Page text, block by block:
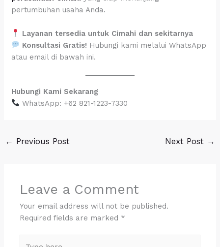
pertumbuhan usaha Anda.
Layanan tersedia untuk Cimahi dan sekitarnya
Konsultasi Gratis! Hubungi kami melalui WhatsApp
atau email di bawah ini.
Hubungi Kami Sekarang
WhatsApp: +62 821-1223-7330
← Previous Post Next Post →
Leave a Comment
Your email address will not be published.
Required fields are marked *